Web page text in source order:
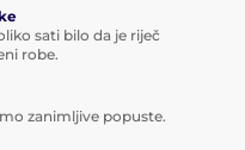
sati bilo da je riječ
robe.
zanimljive popuste.